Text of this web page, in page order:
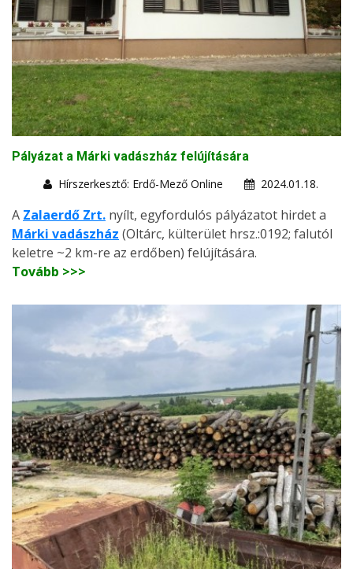
Pályázat a Márki vadászház felújítására
Hírszerkesztő: Erdő-Mező Online
2024.01.18.
A Zalaerdő Zrt. nyílt, egyfordulós pályázatot hirdet a
Márki vadászház (Oltárc, külterület hrsz.:0192; falutól
keletre ~2 km-re az erdőben) felújítására.
Tovább >>>